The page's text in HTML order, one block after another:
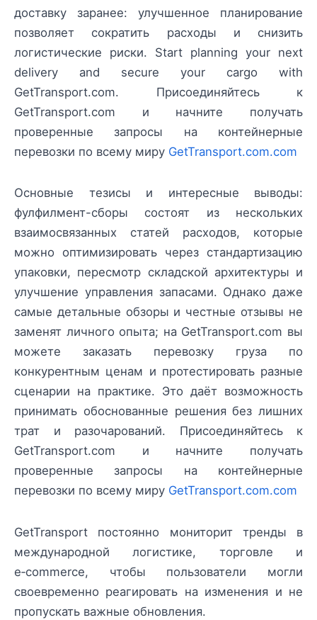
доставку заранее: улучшенное планирование
позволяет сократить расходы и снизить
логистические риски. Start planning your next
delivery and secure your cargo with
GetTransport.com. Присоединяйтесь к
GetTransport.com и начните получать
проверенные запросы на контейнерные
перевозки по всему миру GetTransport.com.com
Основные тезисы и интересные выводы:
фулфилмент-сборы состоят из нескольких
взаимосвязанных статей расходов, которые
можно оптимизировать через стандартизацию
упаковки, пересмотр складской архитектуры и
улучшение управления запасами. Однако даже
самые детальные обзоры и честные отзывы не
заменят личного опыта; на GetTransport.com вы
можете заказать перевозку груза по
конкурентным ценам и протестировать разные
сценарии на практике. Это даёт возможность
принимать обоснованные решения без лишних
трат и разочарований. Присоединяйтесь к
GetTransport.com и начните получать
проверенные запросы на контейнерные
перевозки по всему миру GetTransport.com.com
GetTransport постоянно мониторит тренды в
международной логистике, торговле и
e‑commerce, чтобы пользователи могли
своевременно реагировать на изменения и не
пропускать важные обновления.